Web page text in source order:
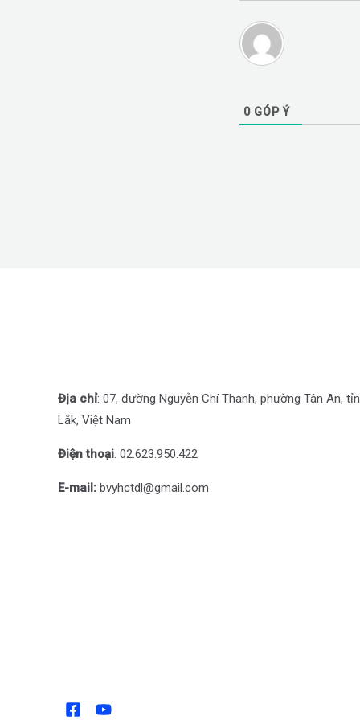
0 GÓP Ý
Địa chỉ: 07, đường Nguyễn Chí Thanh, phường Tân An,
Lắk, Việt Nam
Điện thoại: 02.623.950.422
E-mail: bvyhctdl@gmail.com